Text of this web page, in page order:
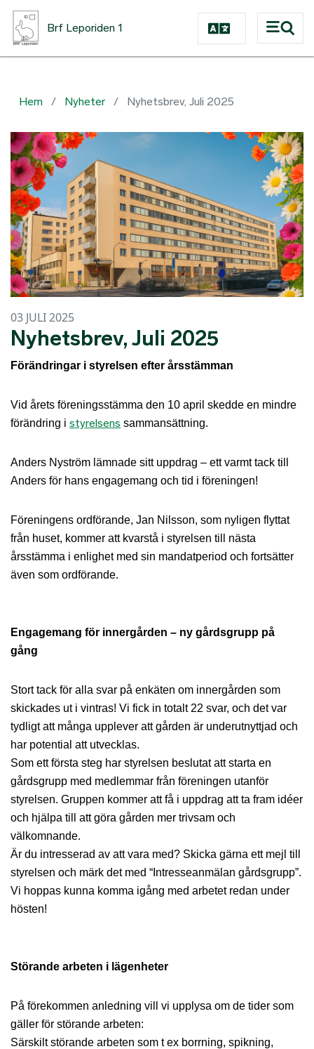
Brf Leporiden 1
Hem Nyheter Nyhetsbrev, Juli 2025
03 JULI 2025
Nyhetsbrev, Juli 2025
Förändringar i styrelsen efter årsstämman
Vid årets föreningsstämma den 10 april skedde en mindre
förändring i styrelsens sammansättning.
Anders Nyström lämnade sitt uppdrag – ett varmt tack till
Anders för hans engagemang och tid i föreningen!
Föreningens ordförande, Jan Nilsson, som nyligen flyttat
från huset, kommer att kvarstå i styrelsen till nästa
årsstämma i enlighet med sin mandatperiod och fortsätter
även som ordförande.
Engagemang för innergården – ny gårdsgrupp på
gång
Stort tack för alla svar på enkäten om innergården som
skickades ut i vintras! Vi fick in totalt 22 svar, och det var
tydligt att många upplever att gården är underutnyttjad och
har potential att utvecklas.
Som ett första steg har styrelsen beslutat att starta en
gårdsgrupp med medlemmar från föreningen utanför
styrelsen. Gruppen kommer att få i uppdrag att ta fram idéer
och hjälpa till att göra gården mer trivsam och
välkomnande.
Är du intresserad av att vara med? Skicka gärna ett mejl till
styrelsen och märk det med “Intresseanmälan gårdsgrupp”.
Vi hoppas kunna komma igång med arbetet redan under
hösten!
Störande arbeten i lägenheter
På förekommen anledning vill vi upplysa om de tider som
gäller för störande arbeten:
Särskilt störande arbeten som t ex borrning, spikning,